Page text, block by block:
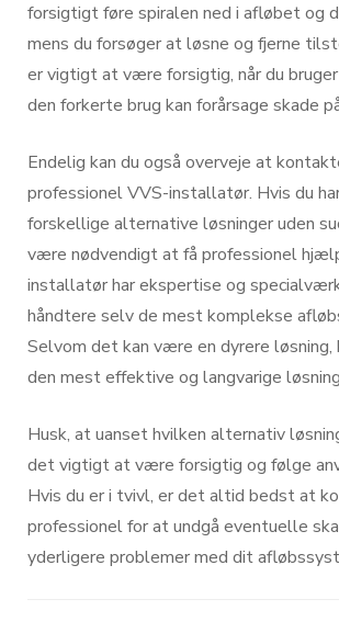
forsigtigt føre spiralen ned i afløbet og
mens du forsøger at løsne og fjerne
er vigtigt at være forsigtig, når du bruger
den forkerte brug kan forårsage skade
Endelig kan du også overveje at
professionel VVS-installatør. Hvis du
forskellige alternative løsninger uden
være nødvendigt at få professionel
installatør har ekspertise og
håndtere selv de mest komplekse
Selvom det kan være en dyrere
den mest effektive og langvarige
Husk, at uanset hvilken alternativ
det vigtigt at være forsigtig og følge
Hvis du er i tvivl, er det altid bedst at
professionel for at undgå eventuelle
yderligere problemer med dit